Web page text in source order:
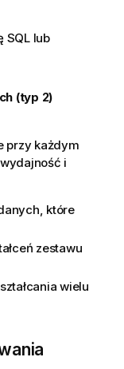
SQL lub
(typ 2)
przy każdym
i
które
zestawu
wielu